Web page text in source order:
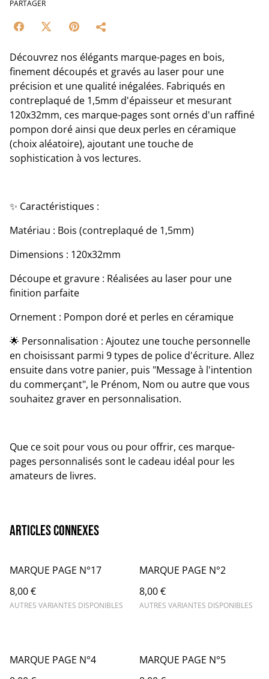
PARTAGER
Découvrez nos élégants marque-pages en bois,
finement découpés et gravés au laser pour une
précision et une qualité inégalées. Fabriqués en
contreplaqué de 1,5mm d'épaisseur et mesurant
120x32mm, ces marque-pages sont ornés d'un raffiné
pompon doré ainsi que deux perles en céramique
(choix aléatoire), ajoutant une touche de
sophistication à vos lectures.
✨ Caractéristiques :
Matériau : Bois (contreplaqué de 1,5mm)
Dimensions : 120x32mm
Découpe et gravure : Réalisées au laser pour une
finition parfaite
Ornement : Pompon doré et perles en céramique
🌟 Personnalisation : Ajoutez une touche personnelle
en choisissant parmi 9 types de police d'écriture. Allez
ensuite dans votre panier, puis "Message à l'intention
du commerçant", le Prénom, Nom ou autre que vous
souhaitez graver en personnalisation.
Que ce soit pour vous ou pour offrir, ces marque-
pages personnalisés sont le cadeau idéal pour les
amateurs de livres.
Articles connexes
MARQUE PAGE N°17
8,00 €
AUTRES VARIANTES DISPONIBLES
MARQUE PAGE N°2
8,00 €
AUTRES VARIANTES DISPONIBLES
MARQUE PAGE N°4
MARQUE PAGE N°5